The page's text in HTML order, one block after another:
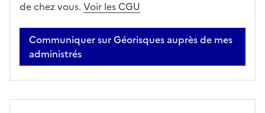
de chez vous. Voir les CGU
Communiquer sur Géorisques auprès de mes
administrés